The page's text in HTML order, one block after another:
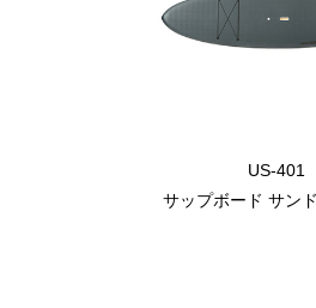
US-401
サップボード サン